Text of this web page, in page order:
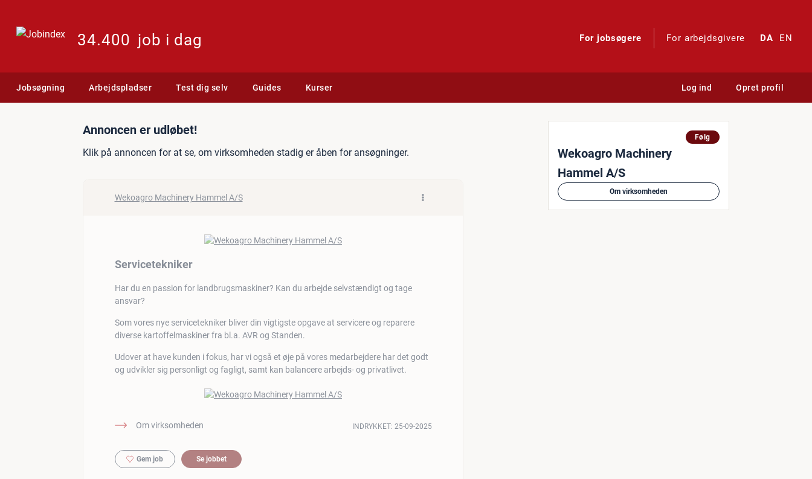
34.400 job i dag For jobsøgere For arbejdsgivere DA EN
Jobsøgning Arbejdspladser Test dig selv Guides Kurser Log ind Opret profil
Jobannonce: Servicetekniker
Annoncen er udløbet!
Klik på annoncen for at se, om virksomheden stadig er åben for ansøgninger.
Wekoagro Machinery Hammel A/S
Servicetekniker
Har du en passion for landbrugsmaskiner? Kan du arbejde selvstændigt og tage
ansvar?
Som vores nye servicetekniker bliver din vigtigste opgave at servicere og reparere
diverse kartoffelmaskiner fra bl.a. AVR og Standen.
Udover at have kunden i fokus, har vi også et øje på vores medarbejdere har det godt
og udvikler sig personligt og fagligt, samt kan balancere arbejds- og privatlivet.
Om virksomheden INDRYKKET: 25-09-2025
Gem job Se jobbet
Følg
Wekoagro Machinery
Hammel A/S
Om virksomheden